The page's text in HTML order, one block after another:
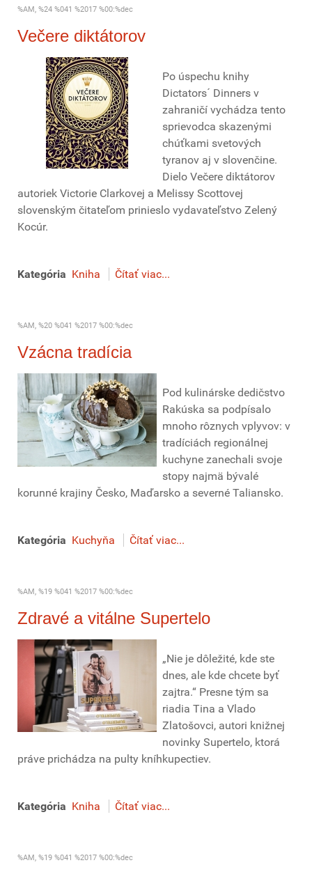
%AM, %24 %041 %2017 %00:%dec
Večere diktátorov
Po úspechu knihy
Dictators´ Dinners v
zahraničí vychádza tento
sprievodca skazenými
chúťkami svetových
tyranov aj v slovenčine.
Dielo Večere diktátorov
autoriek Victorie Clarkovej a Melissy Scottovej
slovenským čitateľom prinieslo vydavateľstvo Zelený
Kocúr.
Kategória Kniha Čítať viac...
%AM, %20 %041 %2017 %00:%dec
Vzácna tradícia
Pod kulinárske dedičstvo
Rakúska sa podpísalo
mnoho rôznych vplyvov: v
tradíciách regionálnej
kuchyne zanechali svoje
stopy najmä bývalé
korunné krajiny Česko, Maďarsko a severné Taliansko.
Kategória Kuchyňa Čítať viac...
%AM, %19 %041 %2017 %00:%dec
Zdravé a vitálne Supertelo
„Nie je dôležité, kde ste
dnes, ale kde chcete byť
zajtra.“ Presne tým sa
riadia Tina a Vlado
Zlatošovci, autori knižnej
novinky Supertelo, ktorá
práve prichádza na pulty kníhkupectiev.
Kategória Kniha Čítať viac...
%AM, %19 %041 %2017 %00:%dec